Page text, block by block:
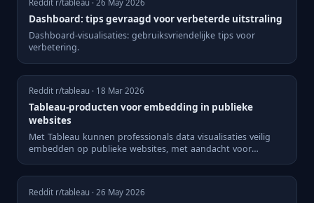
Reddit r/tableau · 26 May 2026
Dashboard: tips gevraagd voor verbeterde uitstraling
Dashboard-visualisaties: gebruiksvriendelijke tips voor
verbetering.
Reddit r/tableau · 18 Mar 2026
Tableau-producten voor embedding in publieke
websites
Met Tableau kunnen professionals data visualisaties veilig
embedden op publieke websites, met aandacht voor
Reddit r/tableau · 26 May 2026